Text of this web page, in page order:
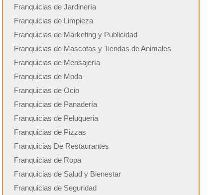
Franquicias de Jardinería
Franquicias de Limpieza
Franquicias de Marketing y Publicidad
Franquicias de Mascotas y Tiendas de Animales
Franquicias de Mensajería
Franquicias de Moda
Franquicias de Ocio
Franquicias de Panadería
Franquicias de Peluqueria
Franquicias de Pizzas
Franquicias De Restaurantes
Franquicias de Ropa
Franquicias de Salud y Bienestar
Franquicias de Seguridad